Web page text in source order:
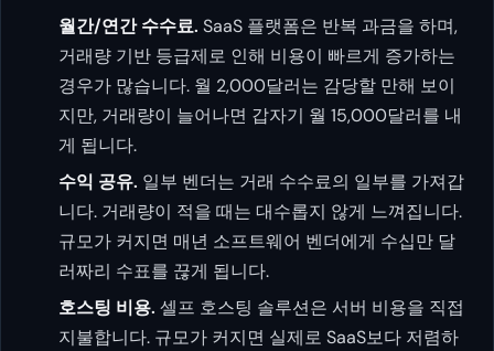
월간/연간 수수료. SaaS 플랫폼은 반복 과금을 하며,
거래량 기반 등급제로 인해 비용이 빠르게 증가하는
경우가 많습니다. 월 2,000달러는 감당할 만해 보이
지만, 거래량이 늘어나면 갑자기 월 15,000달러를 내
게 됩니다.
수익 공유. 일부 벤더는 거래 수수료의 일부를 가져갑
니다. 거래량이 적을 때는 대수롭지 않게 느껴집니다.
규모가 커지면 매년 소프트웨어 벤더에게 수십만 달
러짜리 수표를 끊게 됩니다.
호스팅 비용. 셀프 호스팅 솔루션은 서버 비용을 직접
지불합니다. 규모가 커지면 실제로 SaaS보다 저렴하